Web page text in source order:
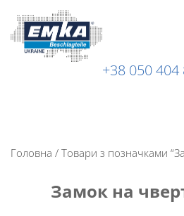
ЕМКА УКРАЇНА
Промислова фурнітура: замки,
+38 050 404
Головна / Товари з позначками
Замок на